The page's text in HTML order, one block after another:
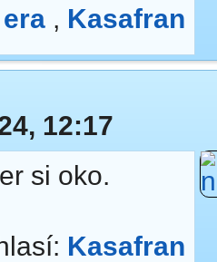
era , Kasafran
12:17
si oko.
Kasafran